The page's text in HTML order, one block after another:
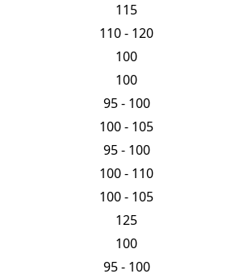
115
110 - 120
100
100
95 - 100
100 - 105
95 - 100
100 - 110
100 - 105
125
100
95 - 100